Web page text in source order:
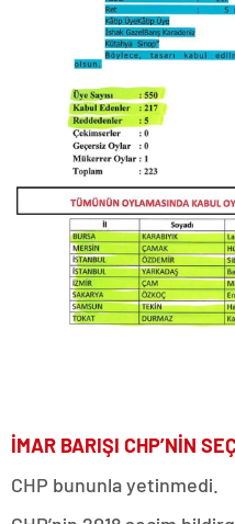
İMAR BARIŞI CHP’NİN
CHP bununla yetinmedi.